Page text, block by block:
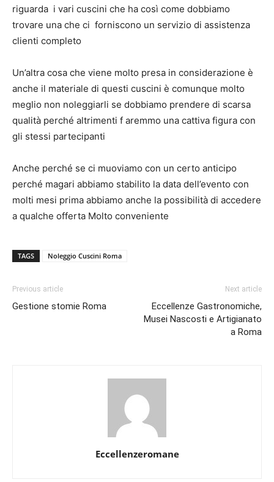
riguarda i vari cuscini che ha così come dobbiamo
trovare una che ci forniscono un servizio di assistenza
clienti completo
Un’altra cosa che viene molto presa in considerazione è
anche il materiale di questi cuscini è comunque molto
meglio non noleggiarli se dobbiamo prendere di scarsa
qualità perché altrimenti f aremmo una cattiva figura con
gli stessi partecipanti
Anche perché se ci muoviamo con un certo anticipo
perché magari abbiamo stabilito la data dell’evento con
molti mesi prima abbiamo anche la possibilità di accedere
a qualche offerta Molto conveniente
TAGS Noleggio Cuscini Roma
Previous article
Gestione stomie Roma
Next article
Eccellenze Gastronomiche,
Musei Nascosti e Artigianato
a Roma
Eccellenzeromane